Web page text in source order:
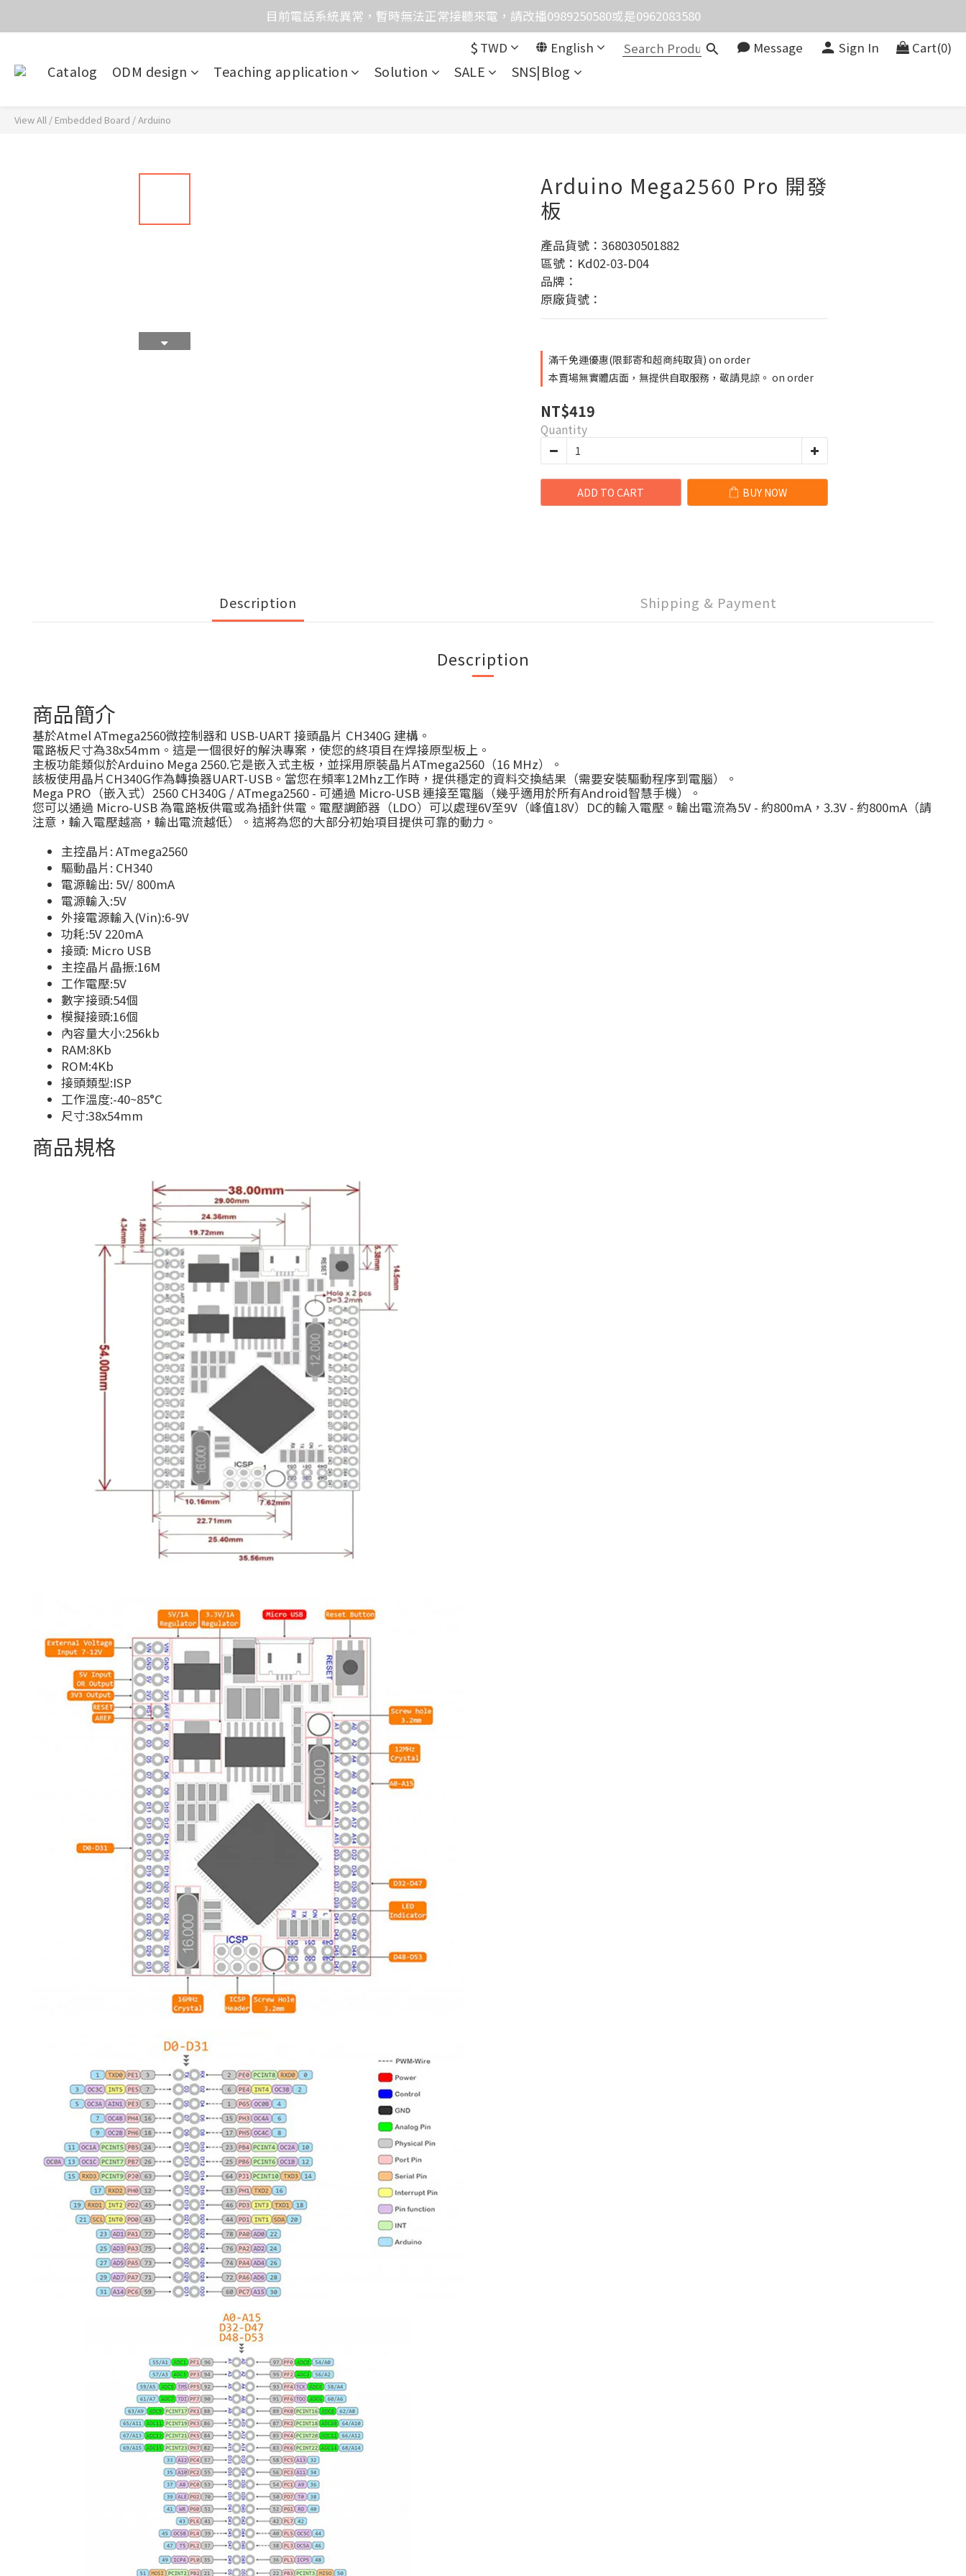
價格均含稅，下單享優惠！歡迎大量採購，由專人提供專案報價。
目前電話系統異常，暫時無法正常接聽來電，請改播0989250580或是0962083580
價格均含稅，下單享優惠！歡迎大量採購，由專人提供專案報價。
$ TWD English Message Sign In Cart(0)
Catalog ODM design Teaching application Solution SALE SNS|Blog
View All / Embedded Board /Arduino
Arduino Mega2560 Pro 開發
板
產品貨號：368030501882
區號：Kd02-03-D04
品牌：
原廠貨號：
滿千免運優惠(限郵寄和超商純取貨) on order
本賣場無實體店面，無提供自取服務，敬請見諒。 on order
NT$419
Quantity
ADD TO CART BUY NOW
Description Shipping & Payment
Description
商品簡介
基於Atmel ATmega2560微控制器和 USB-UART 接頭晶片 CH340G 建構。
電路板尺寸為38x54mm。這是一個很好的解決專案，使您的終項目在焊接原型板上。
主板功能類似於Arduino Mega 2560.它是嵌入式主板，並採用原裝晶片ATmega2560（16 MHz）。
該板使用晶片CH340G作為轉換器UART-USB。當您在頻率12Mhz工作時，提供穩定的資料交換結果（需要安裝驅動程序到電腦）。
Mega PRO（嵌入式）2560 CH340G / ATmega2560 - 可通過 Micro-USB 連接至電腦（幾乎適用於所有Android智慧手機）。
您可以通過 Micro-USB 為電路板供電或為插針供電。電壓調節器（LDO）可以處理6V至9V（峰值18V）DC的輸入電壓。輸出電流為5V - 約800mA，3.3V - 約800mA（請
注意，輸入電壓越高，輸出電流越低）。這將為您的大部分初始項目提供可靠的動力。
主控晶片: ATmega2560
驅動晶片: CH340
電源輸出: 5V/ 800mA
電源輸入:5V
外接電源輸入(Vin):6-9V
功耗:5V 220mA
接頭: Micro USB
主控晶片晶振:16M
工作電壓:5V
數字接頭:54個
模擬接頭:16個
內容量大小:256kb
RAM:8Kb
ROM:4Kb
接頭類型:ISP
工作溫度:-40~85°C
尺寸:38x54mm
商品規格